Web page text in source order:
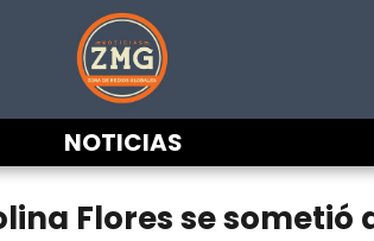
NOTICIAS
Flores se